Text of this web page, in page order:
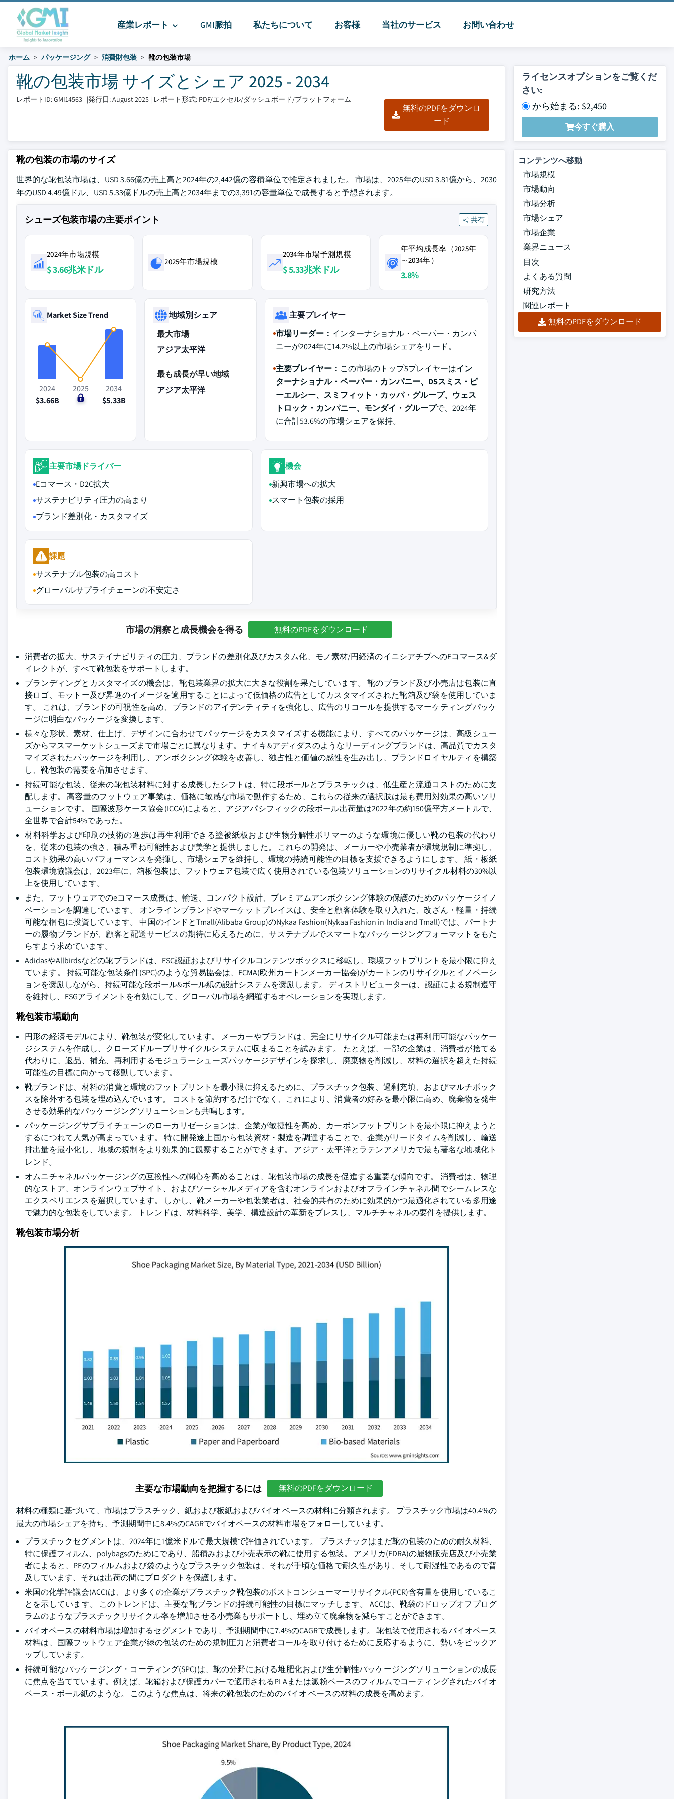
産業レポート GMI脈拍 私たちについて お客様 当社のサービス お問い合わせ
ホーム パッケージング 消費財包装 靴の包装市場
靴の包装市場 サイズとシェア 2025 - 2034
レポートID: GMI14563 |発行日: August 2025 | レポート形式: PDF/エクセル/ダッシュボード/プラットフォーム
無料のPDFをダウンロ
ード
ライセンスオプションをご覧くだ
さい:
から始まる: $2,450
今すぐ購入
靴の包装の市場のサイズ
世界的な靴包装市場は、USD 3.66億の売上高と2024年の2,442億の容積単位で推定されました。 市場は、2025年のUSD 3.81億から、2030
年のUSD 4.49億ドル、USD 5.33億ドルの売上高と2034年までの3,391の容量単位で成長すると予想されます。
シューズ包装市場の主要ポイント 共有
2024年市場規模
$ 3.66兆米ドル
2025年市場規模
2034年市場予測規模
$ 5.33兆米ドル
年平均成長率（2025年
～2034年）
3.8%
Market Size Trend
2024
$3.66B
2025
$0
2034
$5.33B
地域別シェア
最大市場
アジア太平洋
最も成長が早い地域
アジア太平洋
主要プレイヤー
市場リーダー： インターナショナル・ペーパー・カンパ
ニーが2024年に14.2%以上の市場シェアをリード。
主要プレイヤー： この市場のトップ5プレイヤーはイン
ターナショナル・ペーパー・カンパニー、DSスミス・ピ
ーエルシー、スミフィット・カッパ・グループ、ウェス
トロック・カンパニー、モンダイ・グループで、2024年
に合計53.6%の市場シェアを保持。
主要市場ドライバー
Eコマース・D2C拡大
サステナビリティ圧力の高まり
ブランド差別化・カスタマイズ
機会
新興市場への拡大
スマート包装の採用
課題
サステナブル包装の高コスト
グローバルサプライチェーンの不安定さ
市場の洞察と成長機会を得る 無料のPDFをダウンロード
消費者の拡大、サステイナビリティの圧力、ブランドの差別化及びカスタム化、モノ素材/円経済のイニシアチブへのEコマース&ダ
イレクトが、すべて靴包装をサポートします。
ブランディングとカスタマイズの機会は、靴包装業界の拡大に大きな役割を果たしています。 靴のブランド及び小売店は包装に直
接ロゴ、モットー及び昇進のイメージを適用することによって低価格の広告としてカスタマイズされた靴箱及び袋を使用していま
す。 これは、ブランドの可視性を高め、ブランドのアイデンティティを強化し、広告のリコールを提供するマーケティングパッケ
ージに明白なパッケージを変換します。
様々な形状、素材、仕上げ、デザインに合わせてパッケージをカスタマイズする機能により、すべてのパッケージは、高級シュー
ズからマスマーケットシューズまで市場ごとに異なります。 ナイキ&アディダスのようなリーディングブランドは、高品質でカスタ
マイズされたパッケージを利用し、アンボクシング体験を改善し、独占性と価値の感性を生み出し、ブランドロイヤルティを構築
し、靴包装の需要を増加させます。
持続可能な包装、従来の靴包装材料に対する成長したシフトは、特に段ボールとプラスチックは、低生産と流通コストのために支
配します。 高容量のフットウェア事業は、価格に敏感な市場で動作するため、これらの従来の選択肢は最も費用対効果の高いソリ
ューションです。 国際波形ケース協会(ICCA)によると、アジアパシフィックの段ボール出荷量は2022年の約150億平方メートルで、
全世界で合計54%であった。
材料科学および印刷の技術の進歩は再生利用できる塗被紙板および生物分解性ポリマーのような環境に優しい靴の包装の代わり
を、従来の包装の強さ、積み重ね可能性および美学と提供しました。 これらの開発は、メーカーや小売業者が環境規制に準拠し、
コスト効果の高いパフォーマンスを発揮し、市場シェアを維持し、環境の持続可能性の目標を支援できるようにします。 紙・板紙
包装環境協議会は、2023年に、箱板包装は、フットウェア包装で広く使用されている包装ソリューションのリサイクル材料の30%以
上を使用しています。
また、フットウェアでのeコマース成長は、輸送、コンパクト設計、プレミアムアンボクシング体験の保護のためのパッケージイノ
ベーションを調達しています。 オンラインブランドやマーケットプレイスは、安全と顧客体験を取り入れた、改ざん・軽量・持続
可能な梱包に投資しています。 中国のインドとTmall(Alibaba Group)のNykaa Fashion(Nykaa Fashion in India and Tmall)では、パートナ
ーの履物ブランドが、顧客と配送サービスの期待に応えるために、サステナブルでスマートなパッケージングフォーマットをもた
らすよう求めています。
AdidasやAllbirdsなどの靴ブランドは、FSC認証およびリサイクルコンテンツボックスに移転し、環境フットプリントを最小限に抑え
ています。 持続可能な包装条件(SPC)のような貿易協会は、ECMA(欧州カートンメーカー協会)がカートンのリサイクルとイノベーシ
ョンを奨励しながら、持続可能な段ボール&ボール紙の設計システムを奨励します。 ディストリビューターは、認証による規制遵守
を維持し、ESGアライメントを有効にして、グローバル市場を網羅するオペレーションを実現します。
靴包装市場動向
円形の経済モデルにより、靴包装が変化しています。 メーカーやブランドは、完全にリサイクル可能または再利用可能なパッケー
ジシステムを作成し、クローズドループリサイクルシステムに収まることを試みます。 たとえば、一部の企業は、消費者が捨てる
代わりに、返品、補充、再利用するモジュラーシューズパッケージデザインを探求し、廃棄物を削減し、材料の選択を超えた持続
可能性の目標に向かって移動しています。
靴ブランドは、材料の消費と環境のフットプリントを最小限に抑えるために、プラスチック包装、過剰充填、およびマルチボック
スを除外する包装を埋め込んでいます。 コストを節約するだけでなく、これにより、消費者の好みを最小限に高め、廃棄物を発生
させる効果的なパッケージングソリューションも共鳴します。
パッケージングサプライチェーンのローカリゼーションは、企業が敏捷性を高め、カーボンフットプリントを最小限に抑えようと
するにつれて人気が高まっています。 特に開発途上国から包装資材・製造を調達することで、企業がリードタイムを削減し、輸送
排出量を最小化し、地域の規制をより効果的に観察することができます。 アジア・太平洋とラテンアメリカで最も著名な地域化ト
レンド。
オムニチャネルパッケージングの互換性への関心を高めることは、靴包装市場の成長を促進する重要な傾向です。 消費者は、物理
的なストア、オンラインウェブサイト、およびソーシャルメディアを含むオンラインおよびオフラインチャネル間でシームレスな
エクスペリエンスを選択しています。 しかし、靴メーカーや包装業者は、社会的共有のために効果的かつ最適化されている多用途
で魅力的な包装をしています。 トレンドは、材料科学、美学、構造設計の革新をプレスし、マルチチャネルの要件を提供します。
靴包装市場分析
主要な市場動向を把握するには 無料のPDFをダウンロード
材料の種類に基づいて、市場はプラスチック、紙および板紙およびバイオ ベースの材料に分類されます。 プラスチック市場は40.4%の
最大の市場シェアを持ち、予測期間中に8.4%のCAGRでバイオベースの材料市場をフォローしています。
プラスチックセグメントは、2024年に1億米ドルで最大規模で評価されています。 プラスチックはまだ靴の包装のための耐久材料、
特に保護フィルム、polybagsのためにであり、船積みおよび小売表示の靴に使用する包装。 アメリカ(FDRA)の履物販売店及び小売業
者によると、PEのフィルムおよび袋のようなプラスチック包装は、それが手頃な価格で耐久性があり、そして耐湿性であるので普
及しています、それは出荷の間にプロダクトを保護します。
米国の化学評議会(ACC)は、より多くの企業がプラスチック靴包装のポストコンシューマーリサイクル(PCR)含有量を使用しているこ
とを示しています。 このトレンドは、主要な靴ブランドの持続可能性の目標にマッチします。 ACCは、靴袋のドロップオフプログ
ラムのようなプラスチックリサイクル率を増加させる小売業もサポートし、埋め立て廃棄物を減らすことができます。
バイオベースの材料市場は増加するセグメントであり、予測期間中に7.4%のCAGRで成長します。 靴包装で使用されるバイオベース
材料は、国際フットウェア企業が緑の包装のための規制圧力と消費者コールを取り付けるために反応するように、勢いをピックア
ップしています。
持続可能なパッケージング・コーティング(SPC)は、靴の分野における堆肥化および生分解性パッケージングソリューションの成長
に焦点を当てています。例えば、靴箱および保護カバーで適用されるPLAまたは澱粉ベースのフィルムでコーティングされたバイオ
ベース・ボール紙のような。 このような焦点は、将来の靴包装のためのバイオ ベースの材料の成長を高めます。
コンテンツへ移動
市場規模
市場動向
市場分析
市場シェア
市場企業
業界ニュース
目次
よくある質問
研究方法
関連レポート
無料のPDFをダウンロード